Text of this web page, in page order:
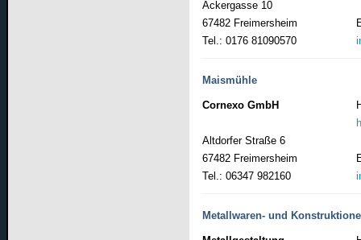
Ackergasse 10
67482 Freimersheim
Tel.: 0176 81090570
Maismühle
Cornexo GmbH
Altdorfer Straße 6
67482 Freimersheim
Tel.: 06347 982160
Metallwaren- und